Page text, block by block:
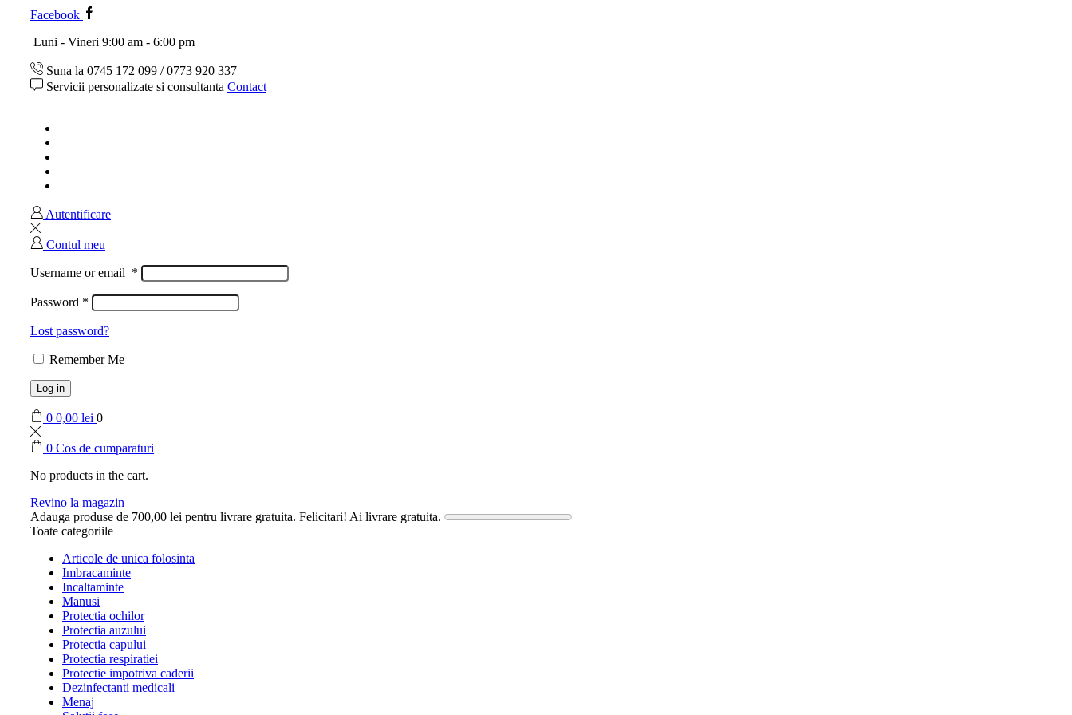
Facebook
Luni - Vineri 9:00 am - 6:00 pm
Suna la 0745 172 099 / 0773 920 337
Servicii personalizate si consultanta Contact
Autentificare
Contul meu
Username or email *
Password *
Lost password?
Remember Me
Log in
0 0,00 lei 0
0 Cos de cumparaturi
No products in the cart.
Revino la magazin
Adauga produse de 700,00 lei pentru livrare gratuita. Felicitari! Ai livrare gratuita.
Toate categoriile
Articole de unica folosinta
Imbracaminte
Incaltaminte
Manusi
Protectia ochilor
Protectia auzului
Protectia capului
Protectia respiratiei
Protectie impotriva caderii
Dezinfectanti medicali
Menaj